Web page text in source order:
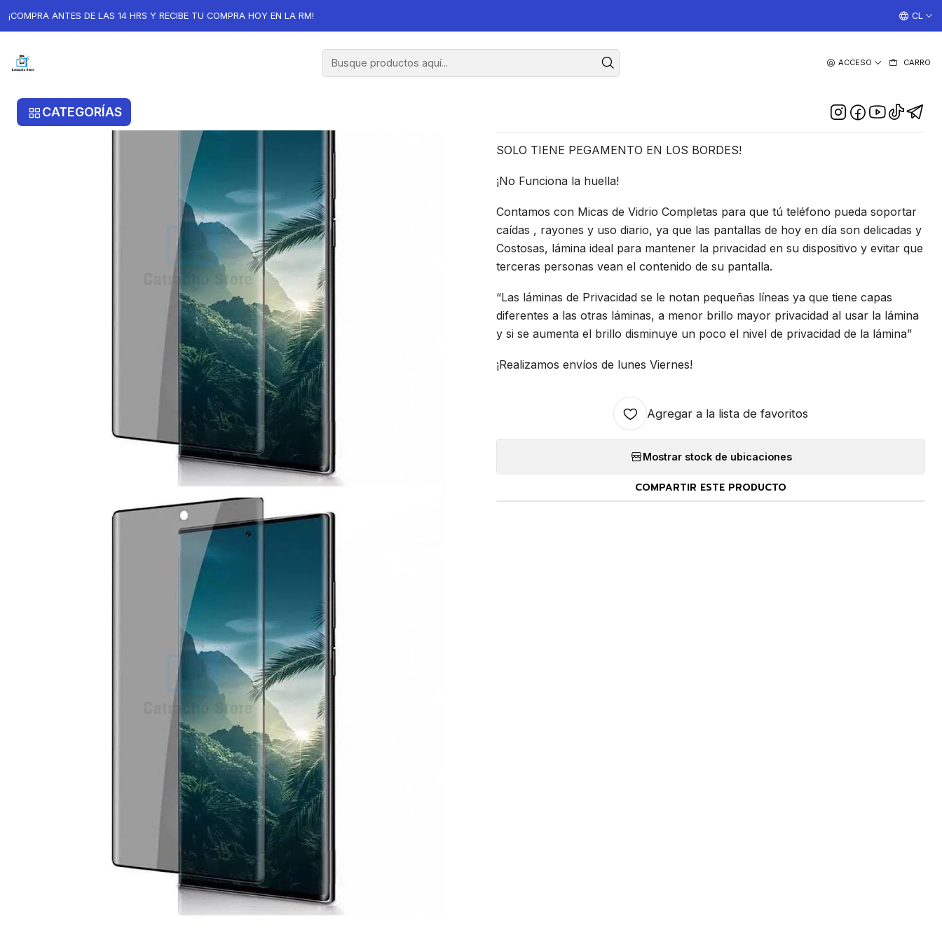
ACCESO CARRO
CATEGORÍAS
¡COMPRA ANTES DE LAS 14 HRS Y RECIBE TU COMPRA HOY EN LA RM! ¡TRABAJAMOS TODOS LOS DIAS CON ENVIOS A TODO
CL
Inicio Lámina De Vidrio Anti Espia Para Samsung S23 Ultra
Lámina De Vidrio Anti Espia Para
SOLO TIENE PEGAMENTO EN LOS BORDES!
¡No Funciona la huella!
Contamos con Micas de Vidrio Completas para que tú teléfono pueda soportar
caídas , rayones y uso diario, ya que las pantallas de hoy en día son delicadas y
Costosas, lámina ideal para mantener la privacidad en su dispositivo y evitar que
terceras personas vean el contenido de su pantalla.
“Las láminas de Privacidad se le notan pequeñas líneas ya que tiene capas
diferentes a las otras láminas, a menor brillo mayor privacidad al usar la lámina
y si se aumenta el brillo disminuye un poco el nivel de privacidad de la lámina”
¡Realizamos envíos de lunes Viernes!
Agregar a la lista de favoritos
Mostrar stock de ubicaciones
COMPARTIR ESTE PRODUCTO